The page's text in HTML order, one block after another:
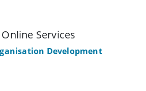
Services
Development